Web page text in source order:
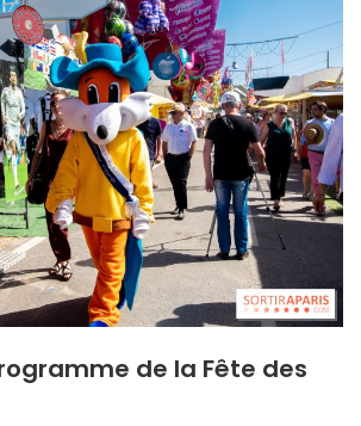
de la Fête des